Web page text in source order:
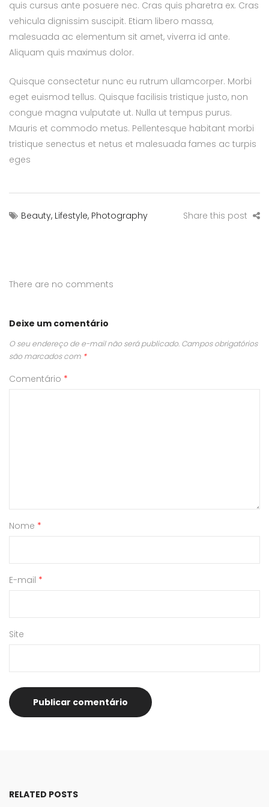
quis cursus ante posuere nec. Cras quis pharetra ex. Cras
vehicula dignissim suscipit. Etiam libero massa,
malesuada ac elementum sit amet, viverra id ante.
Aliquam quis maximus dolor.
Quisque consectetur nunc eu rutrum ullamcorper. Morbi
eget euismod tellus. Quisque facilisis tristique justo, non
congue magna vulputate ut. Nulla ut tempus purus.
Mauris et commodo metus. Pellentesque habitant morbi
tristique senectus et netus et malesuada fames ac turpis
eges
Beauty, Lifestyle, Photography Share this post
There are no comments
Deixe um comentário
O seu endereço de e-mail não será publicado. Campos obrigatórios
são marcados com *
Comentário *
Nome *
E-mail *
Site
RELATED POSTS